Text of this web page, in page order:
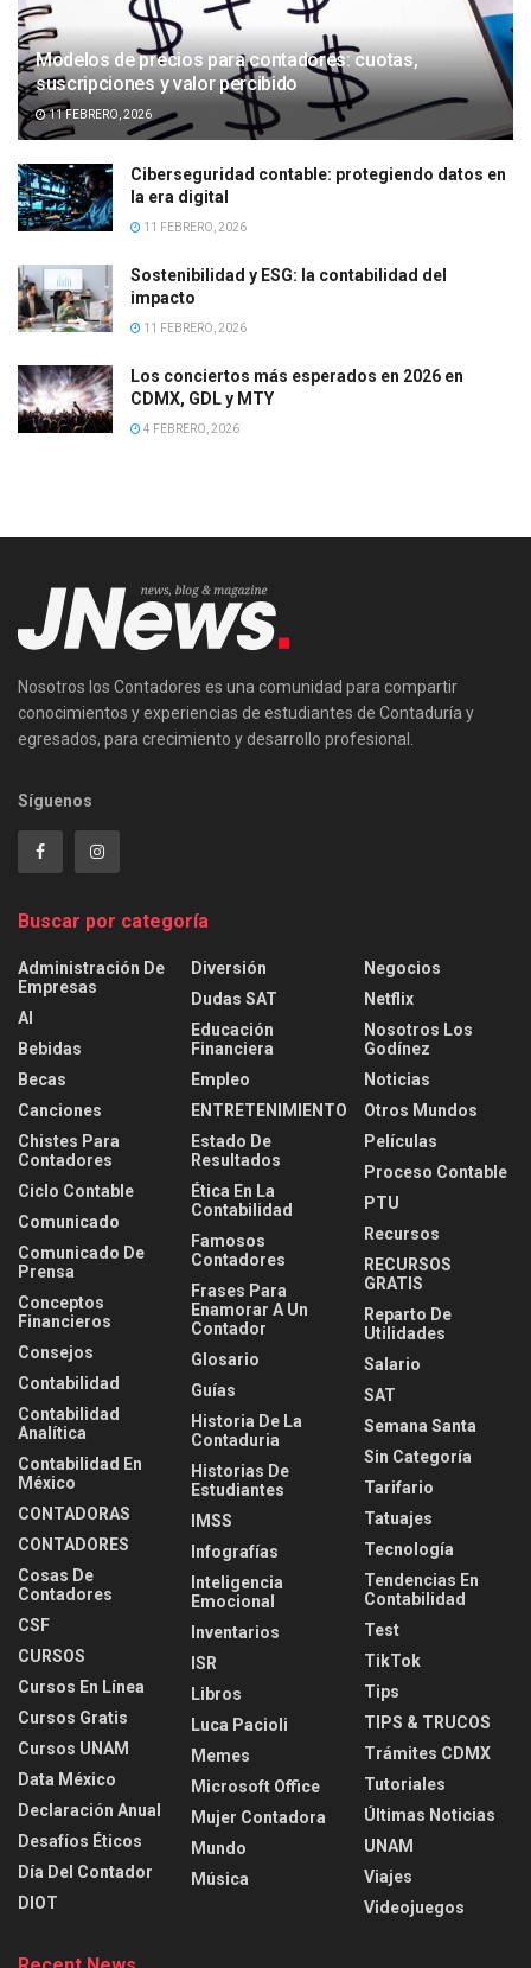
Modelos de precios para contadores: cuotas,
suscripciones y valor percibido
11 FEBRERO, 2026
Ciberseguridad contable: protegiendo datos en
la era digital
11 FEBRERO, 2026
Sostenibilidad y ESG: la contabilidad del
impacto
11 FEBRERO, 2026
Los conciertos más esperados en 2026 en
CDMX, GDL y MTY
4 FEBRERO, 2026
Nosotros los Contadores es una comunidad para compartir
conocimientos y experiencias de estudiantes de Contaduría y
egresados, para crecimiento y desarrollo profesional.
Síguenos
Buscar por categoría
Administración De
Empresas
AI
Bebidas
Becas
Canciones
Chistes Para
Contadores
Ciclo Contable
Comunicado
Comunicado De
Prensa
Conceptos
Financieros
Consejos
Contabilidad
Contabilidad
Analítica
Contabilidad En
México
CONTADORAS
CONTADORES
Cosas De
Contadores
CSF
CURSOS
Cursos En Línea
Cursos Gratis
Cursos UNAM
Data México
Declaración Anual
Desafíos Éticos
Día Del Contador
DIOT
Diversión
Dudas SAT
Educación
Financiera
Empleo
ENTRETENIMIENTO
Estado De
Resultados
Ética En La
Contabilidad
Famosos
Contadores
Frases Para
Enamorar A Un
Contador
Glosario
Guías
Historia De La
Contaduria
Historias De
Estudiantes
IMSS
Infografías
Inteligencia
Emocional
Inventarios
ISR
Libros
Luca Pacioli
Memes
Microsoft Office
Mujer Contadora
Mundo
Música
Negocios
Netflix
Nosotros Los
Godínez
Noticias
Otros Mundos
Películas
Proceso Contable
PTU
Recursos
RECURSOS
GRATIS
Reparto De
Utilidades
Salario
SAT
Semana Santa
Sin Categoría
Tarifario
Tatuajes
Tecnología
Tendencias En
Contabilidad
Test
TikTok
Tips
TIPS & TRUCOS
Trámites CDMX
Tutoriales
Últimas Noticias
UNAM
Viajes
Videojuegos